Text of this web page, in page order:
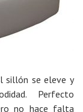
sillón se eleve y
Perfecto
no hace falta